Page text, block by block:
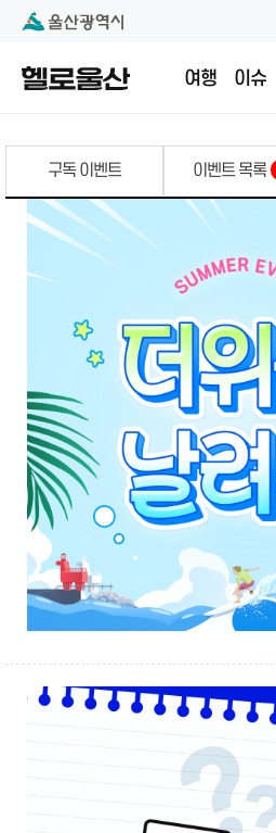
본문 내용 바로가기
대메뉴 바로가기
여행 이슈
구독 이벤트 이벤트 목록